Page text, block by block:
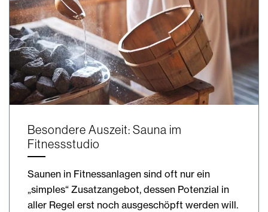
Besondere Auszeit: Sauna im
Fitnessstudio
Saunen in Fitnessanlagen sind oft nur ein
„simples“ Zusatzangebot, dessen Potenzial in
aller Regel erst noch ausgeschöpft werden will.